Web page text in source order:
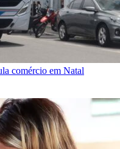
comércio em Natal